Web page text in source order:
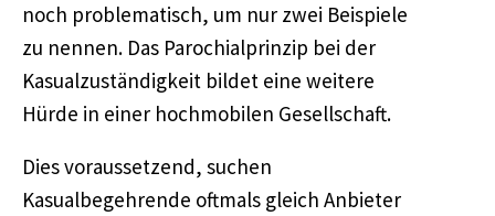
noch problematisch, um nur zwei Beispiele
zu nennen. Das Parochialprinzip bei der
Kasualzuständigkeit bildet eine weitere
Hürde in einer hochmobilen Gesellschaft.
Dies voraussetzend, suchen
Kasualbegehrende oftmals gleich Anbieter